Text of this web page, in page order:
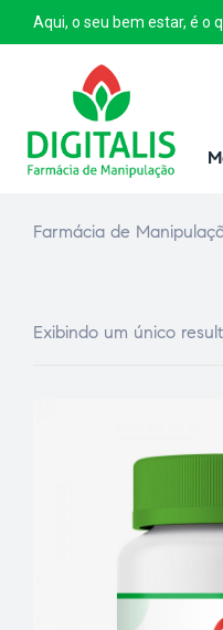
Aqui, o seu bem estar, é o
Farmácia de
Exibindo um único